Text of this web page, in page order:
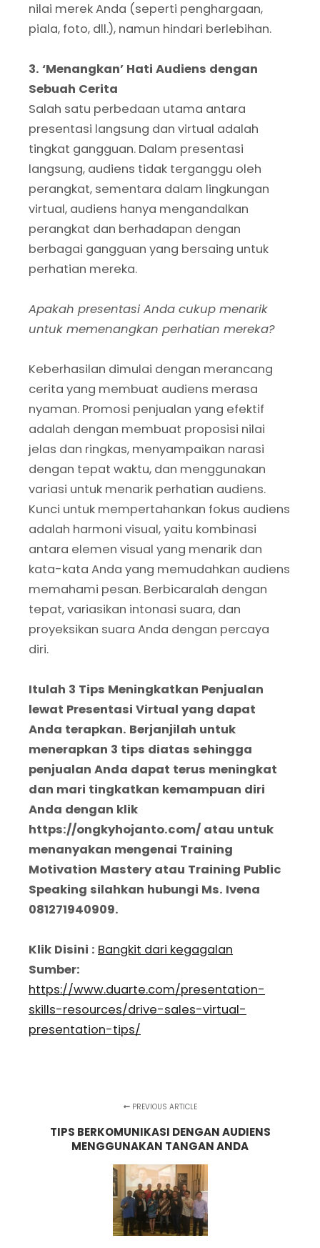
nilai merek Anda (seperti penghargaan,
piala, foto, dll.), namun hindari berlebihan.
3. ‘Menangkan’ Hati Audiens dengan
Sebuah Cerita
Salah satu perbedaan utama antara
presentasi langsung dan virtual adalah
tingkat gangguan. Dalam presentasi
langsung, audiens tidak terganggu oleh
perangkat, sementara dalam lingkungan
virtual, audiens hanya mengandalkan
perangkat dan berhadapan dengan
berbagai gangguan yang bersaing untuk
perhatian mereka.
Apakah presentasi Anda cukup menarik
untuk memenangkan perhatian mereka?
Keberhasilan dimulai dengan merancang
cerita yang membuat audiens merasa
nyaman. Promosi penjualan yang efektif
adalah dengan membuat proposisi nilai
jelas dan ringkas, menyampaikan narasi
dengan tepat waktu, dan menggunakan
variasi untuk menarik perhatian audiens.
Kunci untuk mempertahankan fokus audiens
adalah harmoni visual, yaitu kombinasi
antara elemen visual yang menarik dan
kata-kata Anda yang memudahkan audiens
memahami pesan. Berbicaralah dengan
tepat, variasikan intonasi suara, dan
proyeksikan suara Anda dengan percaya
diri.
Itulah 3 Tips Meningkatkan Penjualan
lewat Presentasi Virtual yang dapat
Anda terapkan. Berjanjilah untuk
menerapkan 3 tips diatas sehingga
penjualan Anda dapat terus meningkat
dan mari tingkatkan kemampuan diri
Anda dengan klik
https://ongkyhojanto.com/ atau untuk
menanyakan mengenai Training
Motivation Mastery atau Training Public
Speaking silahkan hubungi Ms. Ivena
081271940909.
Klik Disini : Bangkit dari kegagalan
Sumber:
https://www.duarte.com/presentation-
skills-resources/drive-sales-virtual-
presentation-tips/
PREVIOUS ARTICLE
TIPS BERKOMUNIKASI DENGAN AUDIENS
MENGGUNAKAN TANGAN ANDA